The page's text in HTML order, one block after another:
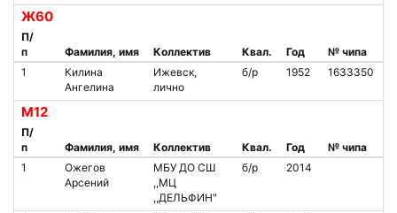
Ж60
П/
п
Фамилия, имя Коллектив Квал. Год
№ чипа
1
Килина
Ангелина
Ижевск,
лично
б/р 1952 1633350
М12
П/
п
Фамилия, имя Коллектив Квал. Год
№ чипа
1
Ожегов
Арсений
МБУ ДО СШ
,,МЦ
,,ДЕЛЬФИН"
б/р 2014